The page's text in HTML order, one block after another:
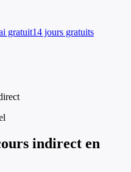
gratuit14 jours gratuits
indirect en